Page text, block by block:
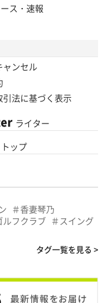
ス・速報
ャンセル
引法に基づく表示
ライター
トップ
香妻琴乃
ルフクラブ
スイング
タグ一覧を見る >